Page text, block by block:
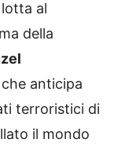
lotta al
della
che anticipa
terroristici di
il mondo